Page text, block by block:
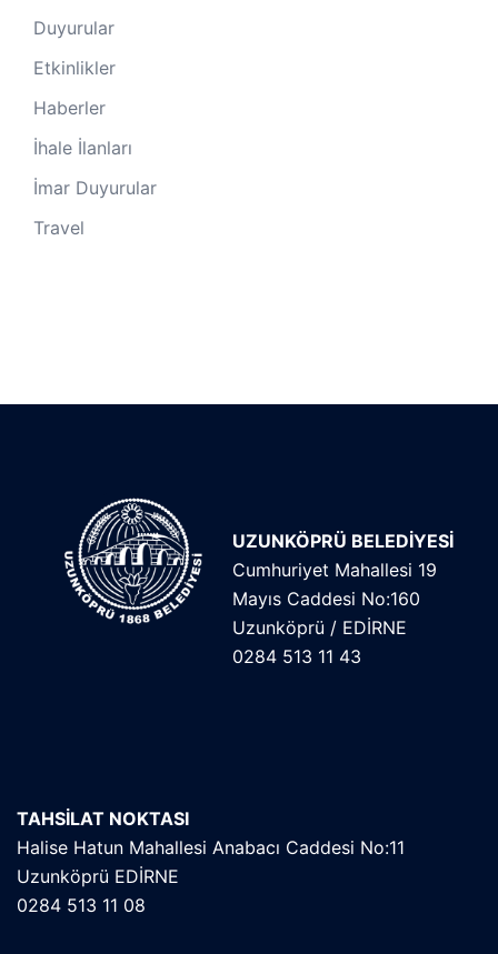
Duyurular
Etkinlikler
Haberler
İhale İlanları
İmar Duyurular
Travel
UZUNKÖPRÜ BELEDİYESİ
Cumhuriyet Mahallesi 19
Mayıs Caddesi No:160
Uzunköprü / EDİRNE
0284 513 11 43
TAHSİLAT NOKTASI
Halise Hatun Mahallesi Anabacı Caddesi No:11
Uzunköprü EDİRNE
0284 513 11 08